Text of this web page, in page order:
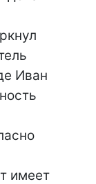
Иван
имеет